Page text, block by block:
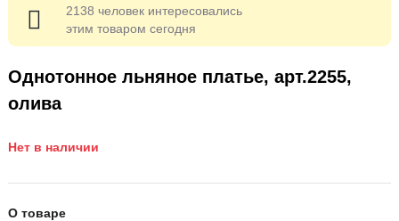
Однотонное льняное платье, арт.2255,
олива
Нет в наличии
О товаре
2138 человек интересовались
этим товаром сегодня